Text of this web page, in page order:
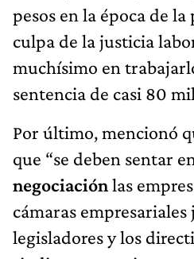
pesos en la época de
culpa de la justicia
muchísimo en
sentencia de casi 80
Por último, mencionó
que “se deben sentar
negociaciónlas
cámaras
legisladores y los